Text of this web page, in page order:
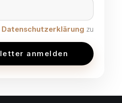
Datenschutzerklärung zu